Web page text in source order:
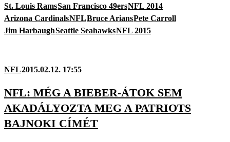
St. Louis RamsSan Francisco 49ersNFL 2014
Arizona CardinalsNFLBruce AriansPete Carroll
Jim HarbaughSeattle SeahawksNFL 2015
NFL2015.02.12. 17:55
NFL: MÉG A BIEBER-ÁTOK SEM
AKADÁLYOZTA MEG A PATRIOTS
BAJNOKI CÍMÉT